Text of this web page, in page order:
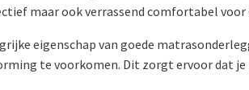
maar ook verrassend comfortabel voor
eigenschap van goede
te voorkomen. Dit zorgt ervoor dat